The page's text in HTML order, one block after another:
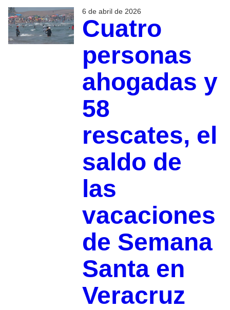
6 de abril de 2026
Cuatro
personas
ahogadas y
58
rescates, el
saldo de
las
vacaciones
de Semana
Santa en
Veracruz